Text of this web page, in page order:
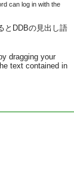
can log in with the
とDDBの見出し語
dragging your
text contained in